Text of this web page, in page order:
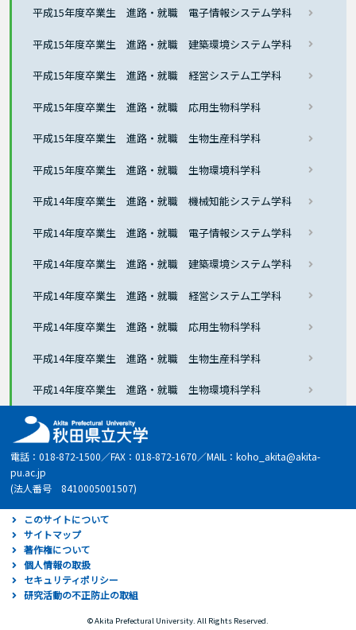
平成15年度卒業生 進路・就職 電子情報システム学科
平成15年度卒業生 進路・就職 建築環境システム学科
平成15年度卒業生 進路・就職 経営システム工学科
平成15年度卒業生 進路・就職 応用生物科学科
平成15年度卒業生 進路・就職 生物生産科学科
平成15年度卒業生 進路・就職 生物環境科学科
平成14年度卒業生 進路・就職 機械知能システム学科
平成14年度卒業生 進路・就職 電子情報システム学科
平成14年度卒業生 進路・就職 建築環境システム学科
平成14年度卒業生 進路・就職 経営システム工学科
平成14年度卒業生 進路・就職 応用生物科学科
平成14年度卒業生 進路・就職 生物生産科学科
平成14年度卒業生 進路・就職 生物環境科学科
電話：018-872-1500／FAX：018-872-1670／MAIL：koho_akita@akita-
pu.ac.jp
(法人番号 8410005001507)
このサイトについて
サイトマップ
著作権について
個人情報の取扱
セキュリティポリシー
研究活動の不正防止の取組
© Akita Prefectural University. All Rights Reserved.